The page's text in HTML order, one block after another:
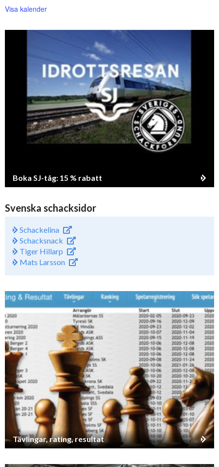
Visa kalender
Boka SJ-tåg: 15 % rabatt
Svenska schacksidor
Schackelina
Schacksnack
Tiger Hillarp
Mats Larsson
Tävlingar, rating, resultat